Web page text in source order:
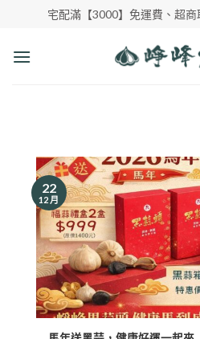
content
宅配滿【3000】免運費、超
22
12 月